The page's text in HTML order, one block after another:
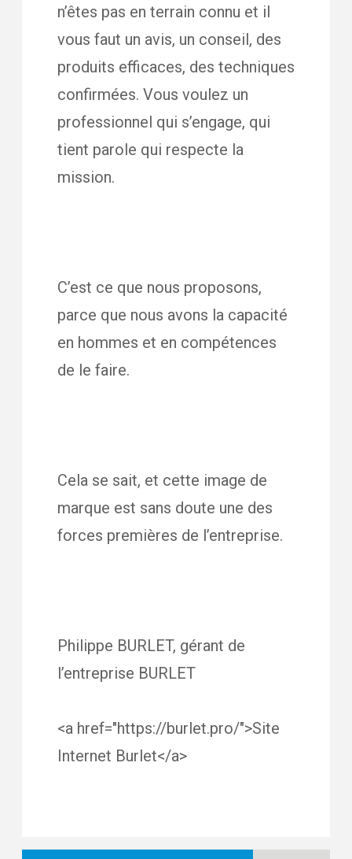
n’êtes pas en terrain connu et il
vous faut un avis, un conseil, des
produits efficaces, des techniques
confirmées. Vous voulez un
professionnel qui s’engage, qui
tient parole qui respecte la
mission.
C’est ce que nous proposons,
parce que nous avons la capacité
en hommes et en compétences
de le faire.
Cela se sait, et cette image de
marque est sans doute une des
forces premières de l’entreprise.
Philippe BURLET, gérant de
l’entreprise BURLET
<a href="https://burlet.pro/">Site
Internet Burlet</a>